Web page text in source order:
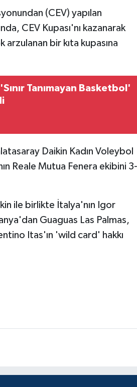
(CEV) yapılan
CEV Kupası'nı kazanarak
bir kıta kupasına
Tanımayan Basketbol'
Daikin Kadın Voleybol
Reale Mutua Fenera ekibini 3-
ile birlikte İtalya'nın Igor
Guaguas Las Palmas,
Itas'ın 'wild card' hakkı